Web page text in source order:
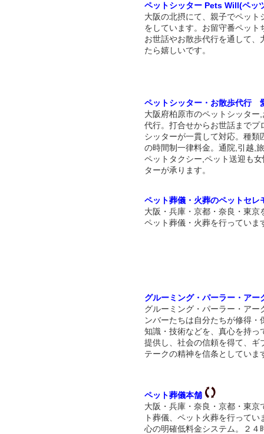
ペットシッター Pets Will(ペッ
大阪の北摂にて、親子でペット
をしています。お留守番ペット
お世話やお散歩代行を通して、
たら嬉しいです。
ペットシッター・お散歩代行
大阪府柏原市のペットシッター
代行。打合せからお世話までプ
シッターが一貫して対応。種類
の時間制一律料金。通院,引越,
ペットタクシー,ペット送迎も
ターが承ります。
ペット葬儀・火葬のペットセレ
大阪・兵庫・京都・奈良・東京
ペット葬儀・火葬を行っていま
グルーミング・パーラー・アー
グルーミング・パーラー・アー
ンバーたちは自分たちが修得・
知識・技術などを、真心を持っ
提供し、社会の信頼を得て、ギ
テークの精神を信条としていま
ペット葬儀本舗
大阪・兵庫・奈良・京都・東京
ト葬儀、ペット火葬を行ってい
心の明確低料金システム。２４